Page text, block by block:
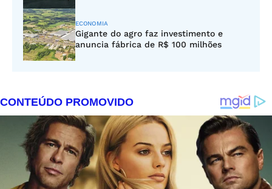
ECONOMIA
Gigante do agro faz investimento e
anuncia fábrica de R$ 100 milhões